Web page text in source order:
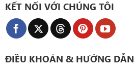
KẾT NỐI VỚI CHÚNG TÔI
ĐIỀU KHOẢN & HƯỚNG DẪN